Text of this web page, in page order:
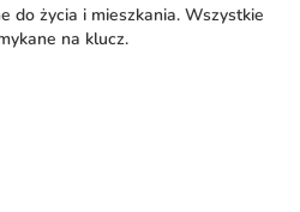
do życia i mieszkania. Wszystkie
na klucz.